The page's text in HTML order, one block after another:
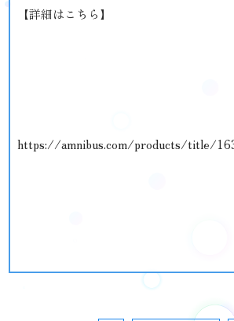
【詳細はこちら】
https://amnibus.com/products/title/